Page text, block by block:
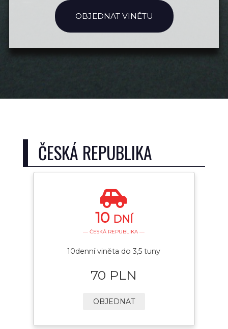
OBJEDNAT VINĚTU
ČESKÁ REPUBLIKA
10 DNÍ
— ČESKÁ REPUBLIKA —
10denní viněta do 3,5 tuny
70 PLN
OBJEDNAT